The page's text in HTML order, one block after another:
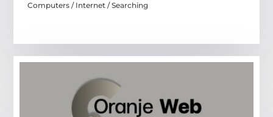
Computers / Internet / Searching